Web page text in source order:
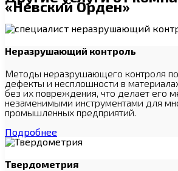
«Невский Орден»
Неразрушающий контроль
Методы неразрушающего контроля
дефекты и несплошности в
без их повреждения, что делает его
незаменимыми инструментами для
промышленных предприятий.
Подробнее
Твердометрия